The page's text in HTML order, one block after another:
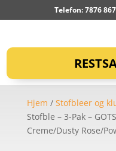
Telefon: 7876
Hjem / Stofbleer og
Stofble – 3-Pak –
Creme/Dusty Rose/